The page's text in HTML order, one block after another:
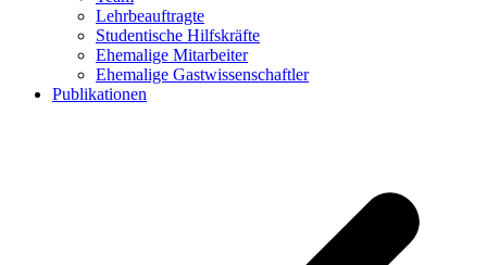
Lehrbeauftragte
Studentische Hilfskräfte
Ehemalige Mitarbeiter
Ehemalige Gastwissenschaftler
Publikationen